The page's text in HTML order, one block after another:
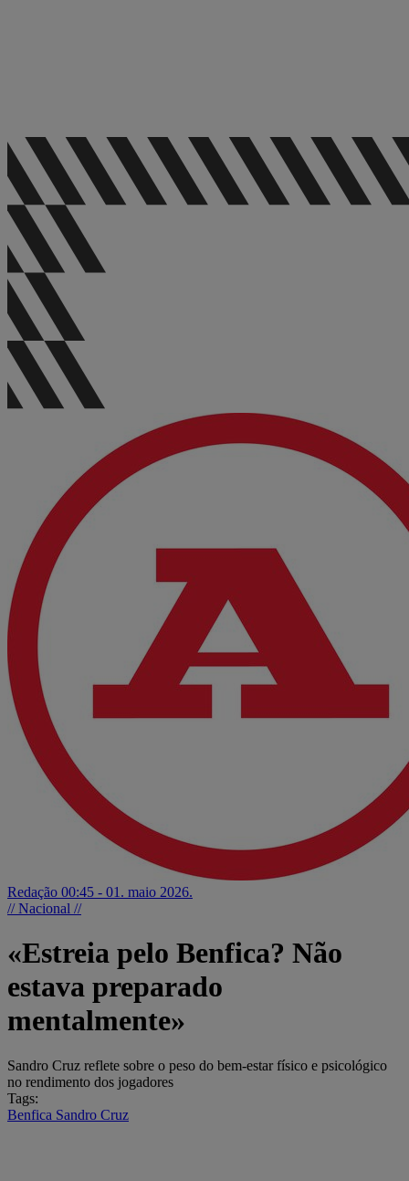
Redação 00:45 - 01. maio 2026.
// Nacional //
«Estreia pelo Benfica? Não
estava preparado
mentalmente»
Sandro Cruz reflete sobre o peso do bem-estar físico e psicológico
no rendimento dos jogadores
Tags:
Benfica Sandro Cruz